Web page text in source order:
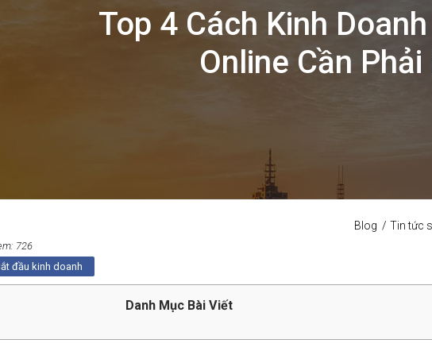
Top 4 Cách Kinh
Online Cần Phải
Blog Tin tức
726
đầu kinh doanh
Danh Mục Bài Viết